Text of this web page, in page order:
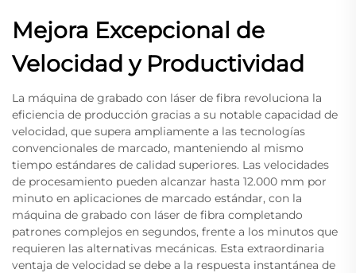
Mejora Excepcional de
Velocidad y Productividad
La máquina de grabado con láser de fibra revoluciona la
eficiencia de producción gracias a su notable capacidad de
velocidad, que supera ampliamente a las tecnologías
convencionales de marcado, manteniendo al mismo
tiempo estándares de calidad superiores. Las velocidades
de procesamiento pueden alcanzar hasta 12.000 mm por
minuto en aplicaciones de marcado estándar, con la
máquina de grabado con láser de fibra completando
patrones complejos en segundos, frente a los minutos que
requieren las alternativas mecánicas. Esta extraordinaria
ventaja de velocidad se debe a la respuesta instantánea de